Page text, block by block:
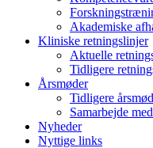
Akademiske
Kliniske retningslinjer
Aktuelle
Tidligere
Årsmøder
Tidligere
Samarbejde
Nyheder
Nyttige links